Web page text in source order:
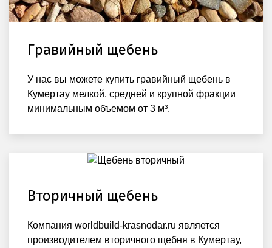
Гравийный щебень
У нас вы можете купить гравийный щебень в
Кумертау мелкой, средней и крупной фракции
минимальным объемом от 3 м³.
Вторичный щебень
Компания worldbuild-krasnodar.ru является
производителем вторичного щебня в Кумертау,